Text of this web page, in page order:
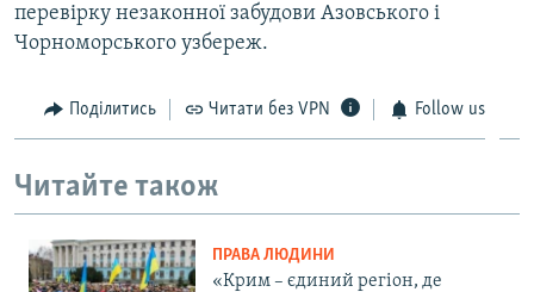
перевірку незаконної забудови Азовського і
Чорноморського узбереж.
Поділитись Читати без VPN Follow us
Читайте також
ПРАВА ЛЮДИНИ
«Крим – єдиний регіон, де